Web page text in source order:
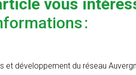
vous
:
et développement du réseau